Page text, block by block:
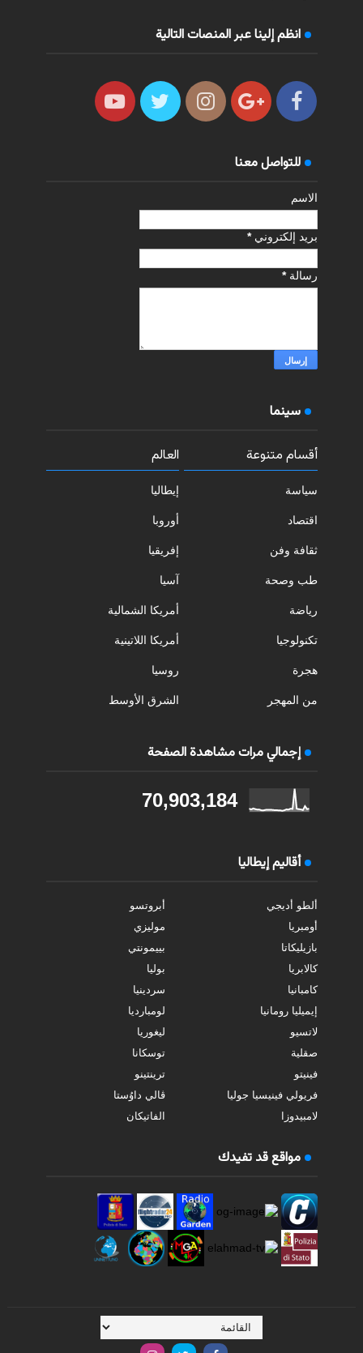
انظم إلينا عبر المنصات التالية
للتواصل معنا
الاسم
بريد إلكتروني*
رسالة*
سينما
أقسام متنوعة
سياسة
اقتصاد
ثقافة وفن
طب وصحة
رياضة
تكنولوجيا
هجرة
من المهجر
العالم
إيطاليا
أوروبا
إفريقيا
آسيا
أمريكا الشمالية
أمريكا اللاتينية
روسيا
الشرق الأوسط
إجمالي مرات مشاهدة الصفحة
70,903,184
أقاليم إيطاليا
ألطو أديجي
أبروتسو
أومبريا
موليزي
بازيليكاتا
بييمونتي
كالابريا
بوليا
كامبانيا
سردينيا
إيميليا رومانيا
لومبارديا
لاتسيو
ليغوريا
صقلية
توسكانا
فينيتو
ترينتينو
فريولي فينيسيا جوليا
ڤالي داوُستا
لامبيدوزا
الفاتيكان
مواقع قد تفيدك